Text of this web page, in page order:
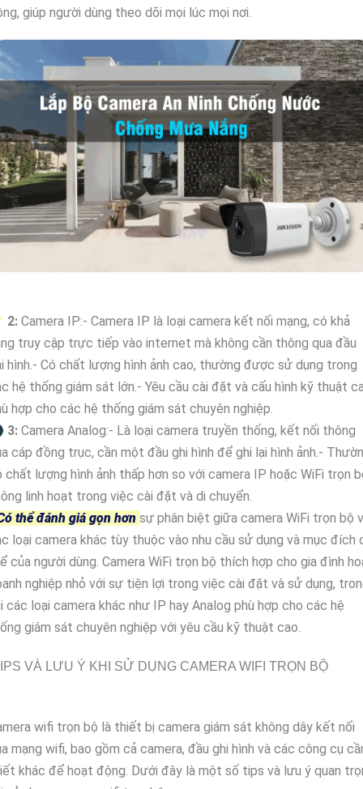
giúp người dùng theo dõi mọi lúc mọi nơi.
2: Camera IP:- Camera IP là loại camera kết nối mạng, có khả
truy cập trực tiếp vào internet mà không cần thông qua đầu
hình.- Có chất lượng hình ảnh cao, thường được sử dụng trong
hệ thống giám sát lớn.- Yêu cầu cài đặt và cấu hình kỹ thuật
hợp cho các hệ thống giám sát chuyên nghiệp.
3: Camera Analog:- Là loại camera truyền thống, kết nối thông
cáp đồng trục, cần một đầu ghi hình để ghi lại hình ảnh.-
chất lượng hình ảnh thấp hơn so với camera IP hoặc WiFi trọn
linh hoạt trong việc cài đặt và di chuyển.
thể đánh giá gọn hơn sự phân biệt giữa camera WiFi trọn bộ
loại camera khác tùy thuộc vào nhu cầu sử dụng và mục đích
của người dùng. Camera WiFi trọn bộ thích hợp cho gia đình
nghiệp nhỏ với sự tiện lợi trong việc cài đặt và sử dụng,
các loại camera khác như IP hay Analog phù hợp cho các hệ
giám sát chuyên nghiệp với yêu cầu kỹ thuật cao.
VÀ LƯU Ý KHI SỬ DỤNG CAMERA WIFI TRỌN BỘ
wifi trọn bộ là thiết bị camera giám sát không dây kết nối
mạng wifi, bao gồm cả camera, đầu ghi hình và các công cụ
khác để hoạt động. Dưới đây là một số tips và lưu ý quan